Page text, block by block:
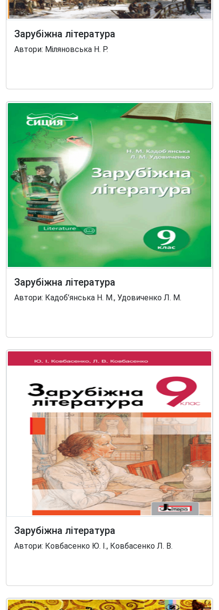
Зарубіжна література
Автори: Міляновська Н. Р.
Зарубіжна література
Автори: Кадоб’янська Н. М., Удовиченко Л. М.
Зарубіжна література
Автори: Ковбасенко Ю. І., Ковбасенко Л. В.